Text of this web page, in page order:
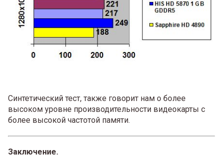
Синтетический тест, также говорит нам о более
высоком уровне производительности видеокарты с
более высокой частотой памяти.
Заключение.